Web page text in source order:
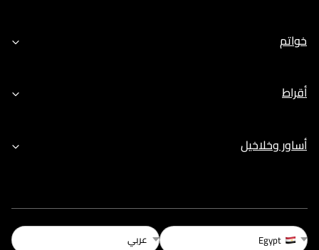
خواتم
أقراط
أساور وخلاخيل
Egypt عربي